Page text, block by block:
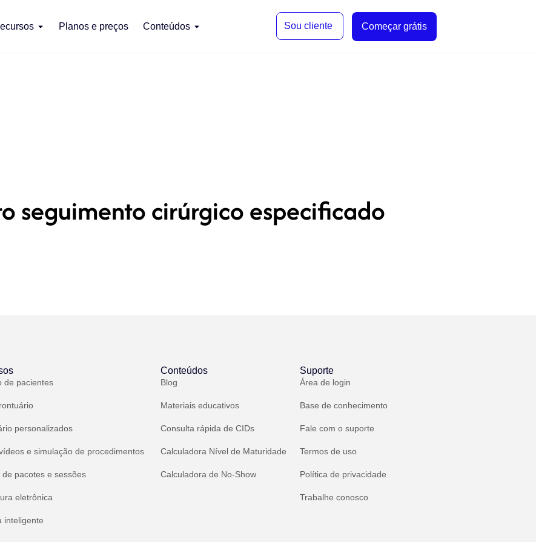
Planos e preços Conteúdos Sou cliente Começar grátis
seguimento cirúrgico especificado
de pacientes
personalizados
e simulação de procedimentos
de pacotes e sessões
eletrônica
inteligente
Conteúdos
Blog
Materiais educativos
Consulta rápida de CIDs
Calculadora Nível de Maturidade
Calculadora de No-Show
Suporte
Área de login
Base de conhecimento
Fale com o suporte
Termos de uso
Política de privacidade
Trabalhe conosco